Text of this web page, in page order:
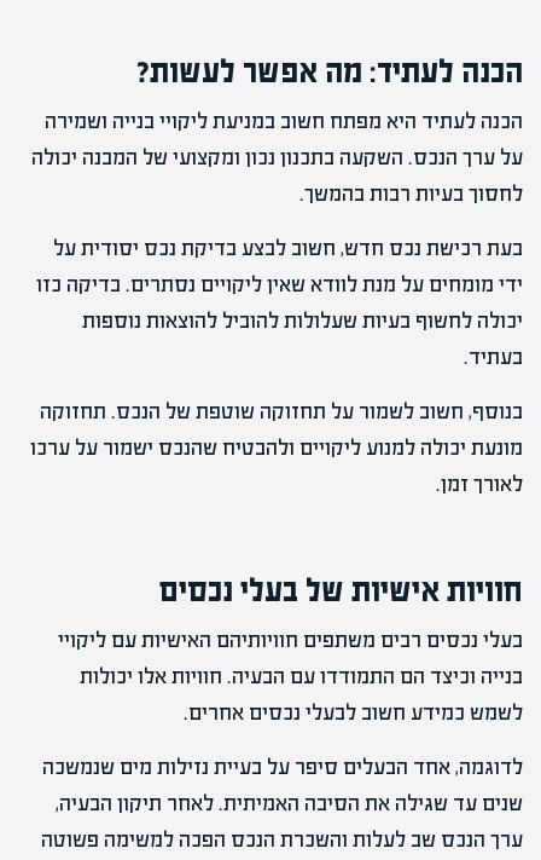
הכנה לעתיד: מה אפשר לעשות?
הכנה לעתיד היא מפתח חשוב במניעת ליקויי בנייה ושמירה
על ערך הנכס. השקעה בתכנון נכון ומקצועי של המבנה יכולה
לחסוך בעיות רבות בהמשך.
בעת רכישת נכס חדש, חשוב לבצע בדיקת נכס יסודית על
ידי מומחים על מנת לוודא שאין ליקויים נסתרים. בדיקה כזו
יכולה לחשוף בעיות שעלולות להוביל להוצאות נוספות
בעתיד.
בנוסף, חשוב לשמור על תחזוקה שוטפת של הנכס. תחזוקה
מונעת יכולה למנוע ליקויים ולהבטיח שהנכס ישמור על ערכו
לאורך זמן.
חוויות אישיות של בעלי נכסים
בעלי נכסים רבים משתפים חוויותיהם האישיות עם ליקויי
בנייה וכיצד הם התמודדו עם הבעיה. חוויות אלו יכולות
לשמש כמידע חשוב לבעלי נכסים אחרים.
לדוגמה, אחד הבעלים סיפר על בעיית נזילות מים שנמשכה
שנים עד שגילה את הסיבה האמיתית. לאחר תיקון הבעיה,
ערך הנכס שב לעלות והשכרת הנכס הפכה למשימה פשוטה